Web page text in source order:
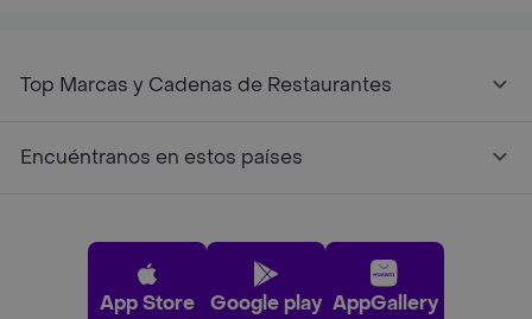
Top Marcas y Cadenas de Restaurantes
Encuéntranos en estos países
App Store Google play AppGallery